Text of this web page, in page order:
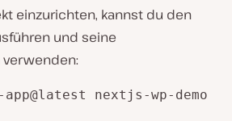
einzurichten, kannst du den
und seine
nextjs-wp-demo